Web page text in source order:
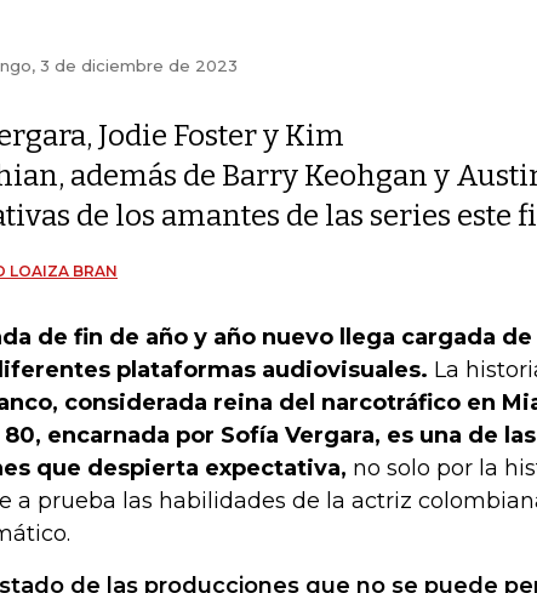
3 de diciembre de 2023
Jodie Foster y Kim
además de Barry Keohgan y
de los amantes de las series este
LOAIZA BRAN
de fin de año y año nuevo llega cargada de
plataformas audiovisuales. La
considerada reina del narcotráfico en
80, encarnada por Sofía Vergara, es una de las
que despierta expectativa, no solo por la
a prueba las habilidades de la actriz
de las producciones que no se puede